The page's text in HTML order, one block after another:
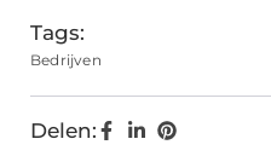
Tags:
Bedrijven
Delen: